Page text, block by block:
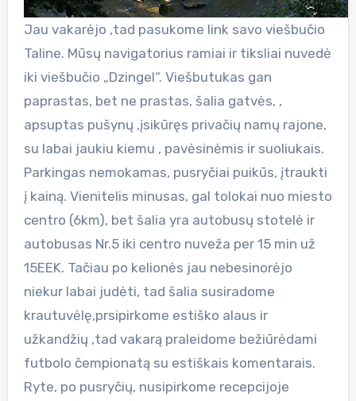
Jau vakarėjo ,tad pasukome link savo viešbučio
Taline. Mūsų navigatorius ramiai ir tiksliai nuvedė
iki viešbučio „Dzingel“. Viešbutukas gan
paprastas, bet ne prastas, šalia gatvės, ,
apsuptas pušynų ,įsikūręs privačių namų rajone,
su labai jaukiu kiemu , pavėsinėmis ir suoliukais.
Parkingas nemokamas, pusryčiai puikūs, įtraukti
į kainą. Vienitelis minusas, gal tolokai nuo miesto
centro (6km), bet šalia yra autobusų stotelė ir
autobusas Nr.5 iki centro nuveža per 15 min už
15EEK. Tačiau po kelionės jau nebesinorėjo
niekur labai judėti, tad šalia susiradome
krautuvėlę,prsipirkome estiško alaus ir
užkandžių ,tad vakarą praleidome bežiūrėdami
futbolo čempionatą su estiškais komentarais.
Ryte, po pusryčių, nusipirkome recepcijoje